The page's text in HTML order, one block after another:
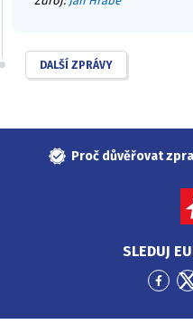
DALŠÍ ZPRÁVY
Proč důvěřovat
SLEDUJ
Přejít